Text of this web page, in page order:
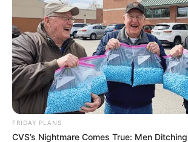
ความรัก เหมือนส้มตำของบ้าน ๆ ที่เร
และคิดว่ามันไม่น่ากิน แต่พอเอามารว
เหมือนคนบางคนที่ไม่น่าจะเข้ากันได้ แ
ปีก็ยังรักกันดีอยู่เลย ต่างกับบางคู่ที่ใคร
กันได้สวย แต่ไม่กี่เดือนก็ดันเตียงหักซะ
FRIDAY PLANS
CVS’s Nightmare Comes True: Men